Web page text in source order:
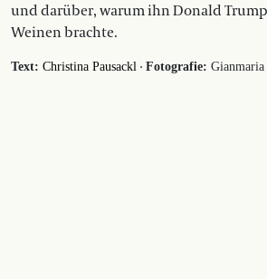
und darüber, warum ihn Donald
Weinen brachte.
Text: Christina Pausackl · Fotografie: Gianmaria